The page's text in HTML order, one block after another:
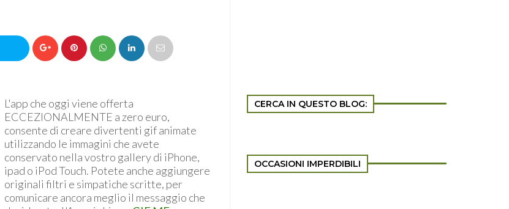
L'app che oggi viene offerta
ECCEZIONALMENTE a zero euro,
consente di creare divertenti gif animate
utilizzando le immagini che avete
conservato nella vostro gallery di iPhone,
ipad o iPod Touch. Potete anche aggiungere
originali filtri e simpatiche scritte, per
comunicare ancora meglio il messaggio che
CERCA IN QUESTO BLOG:
OCCASIONI IMPERDIBILI